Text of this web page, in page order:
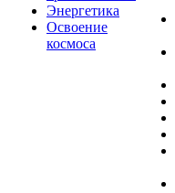
Энергетика
Освоение
космоса